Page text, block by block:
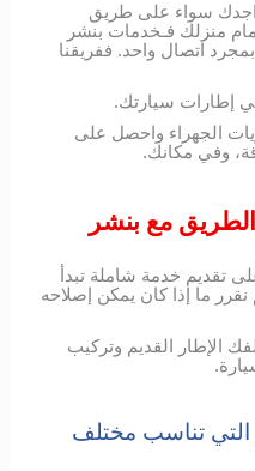
سواء على طريق
منزلك فـخدمات بنشر
اتصال واحد. ففريقنا
إطارات سيارتك.
الجهراء واحصل على
وفي مكانك.
مع بنشر
تقديم خدمة شاملة تبدأ
ما إذا كان يمكن إصلاحه
الإطار القديم وتركيب
التي تناسب مختلف